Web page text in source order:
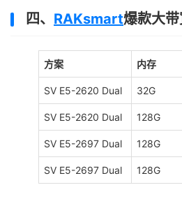
四、 RAKsmart爆款大
方案 内存
SV E5-2620 Dual 32G
SV E5-2620 Dual 128G
SV E5-2697 Dual 128G
SV E5-2697 Dual 128G